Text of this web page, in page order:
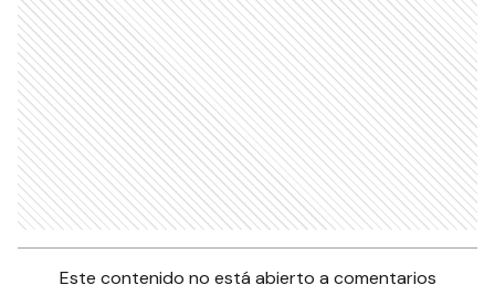
Este contenido no está abierto a comentarios